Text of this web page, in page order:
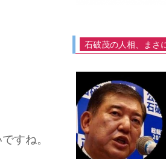
すね。
石破茂の人相、まさ